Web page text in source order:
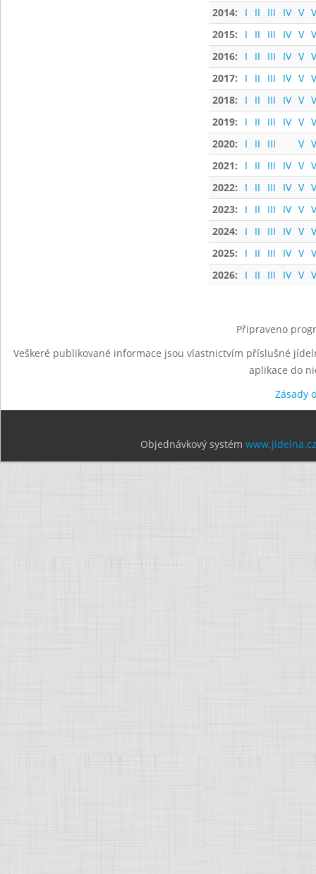
2014:
I II III IV V
2015:
I II III IV V
2016:
I II III IV V
2017:
I II III IV V
2018:
I II III IV V
2019:
I II III IV V
2020:
I II III V
2021:
I II III IV V
2022:
I II III IV V
2023:
I II III IV V
2024:
I II III IV V
2025:
I II III IV V
2026:
I II III IV V
Připraveno
Veškeré publikované informace jsou vlastnictvím příslušné
aplikace do
Zásady
Objednávkový systém www.jidelna.cz